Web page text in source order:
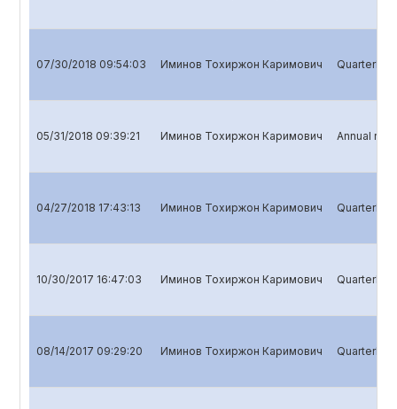
07/30/2018 09:54:03 Иминов Тохиржон Каримович Quarterly
05/31/2018 09:39:21 Иминов Тохиржон Каримович Annual
04/27/2018 17:43:13 Иминов Тохиржон Каримович Quarterly
10/30/2017 16:47:03 Иминов Тохиржон Каримович Quarterly
08/14/2017 09:29:20 Иминов Тохиржон Каримович Quarterly